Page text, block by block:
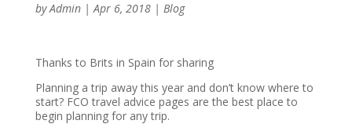
byAdmin|Apr 6, 2018| Blog
Thanks to Brits in Spain for sharing
Planning a trip away this year and don’t know where to
start? FCO travel advice pages are the best place to
begin planning for any trip.